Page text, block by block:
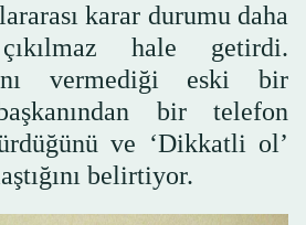
karar durumu daha
hale getirdi.
vermediği eski bir
bir telefon
ve ‘Dikkatli ol’
belirtiyor.